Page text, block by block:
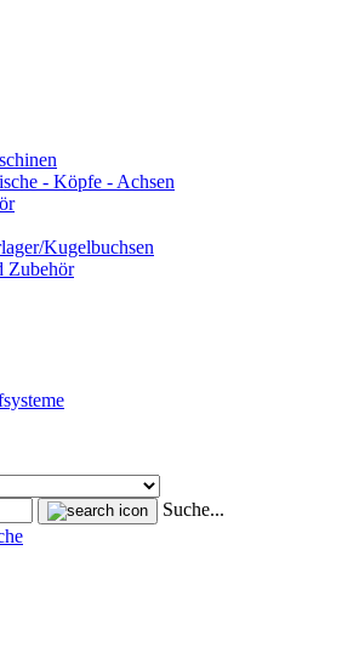
- Köpfe - Achsen
Kugelbuchsen
Zubehör
Suche...